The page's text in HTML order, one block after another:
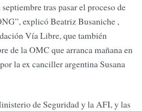
tras pasar el proceso de
explicó Beatriz Busaniche ,
Vía Libre, que también
de la OMC que arranca mañana en
la ex canciller argentina Susana
de Seguridad y la AFI, y las